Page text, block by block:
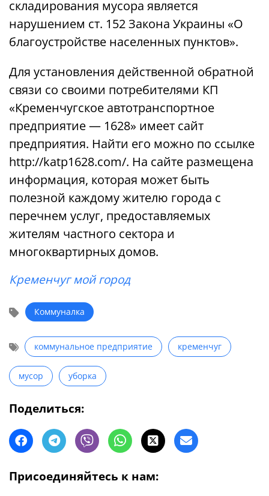
складирования мусора является
нарушением ст. 152 Закона Украины «О
благоустройстве населенных пунктов».
Для установления действенной обратной
связи со своими потребителями КП
«Кременчугское автотранспортное
предприятие — 1628» имеет сайт
предприятия. Найти его можно по ссылке
http://katp1628.com/. На сайте размещена
информация, которая может быть
полезной каждому жителю города с
перечнем услуг, предоставляемых
жителям частного сектора и
многоквартирных домов.
Кременчуг мой город
Коммуналка
коммунальное предприятие кременчуг
мусор уборка
Поделиться:
Присоединяйтесь к нам: